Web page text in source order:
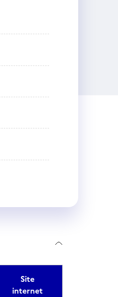
Site
internet